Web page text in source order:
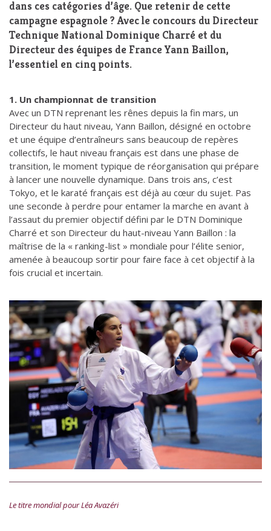
dans ces catégories d’âge. Que retenir de cette
campagne espagnole ? Avec le concours du Directeur
Technique National Dominique Charré et du
Directeur des équipes de France Yann Baillon,
l’essentiel en cinq points.
1. Un championnat de transition
Avec un DTN reprenant les rênes depuis la fin mars, un
Directeur du haut niveau, Yann Baillon, désigné en octobre
et une équipe d’entraîneurs sans beaucoup de repères
collectifs, le haut niveau français est dans une phase de
transition, le moment typique de réorganisation qui prépare
à lancer une nouvelle dynamique. Dans trois ans, c’est
Tokyo, et le karaté français est déjà au cœur du sujet. Pas
une seconde à perdre pour entamer la marche en avant à
l’assaut du premier objectif défini par le DTN Dominique
Charré et son Directeur du haut-niveau Yann Baillon : la
maîtrise de la « ranking-list » mondiale pour l’élite senior,
amenée à beaucoup sortir pour faire face à cet objectif à la
fois crucial et incertain.
Le titre mondial pour Léa Avazéri